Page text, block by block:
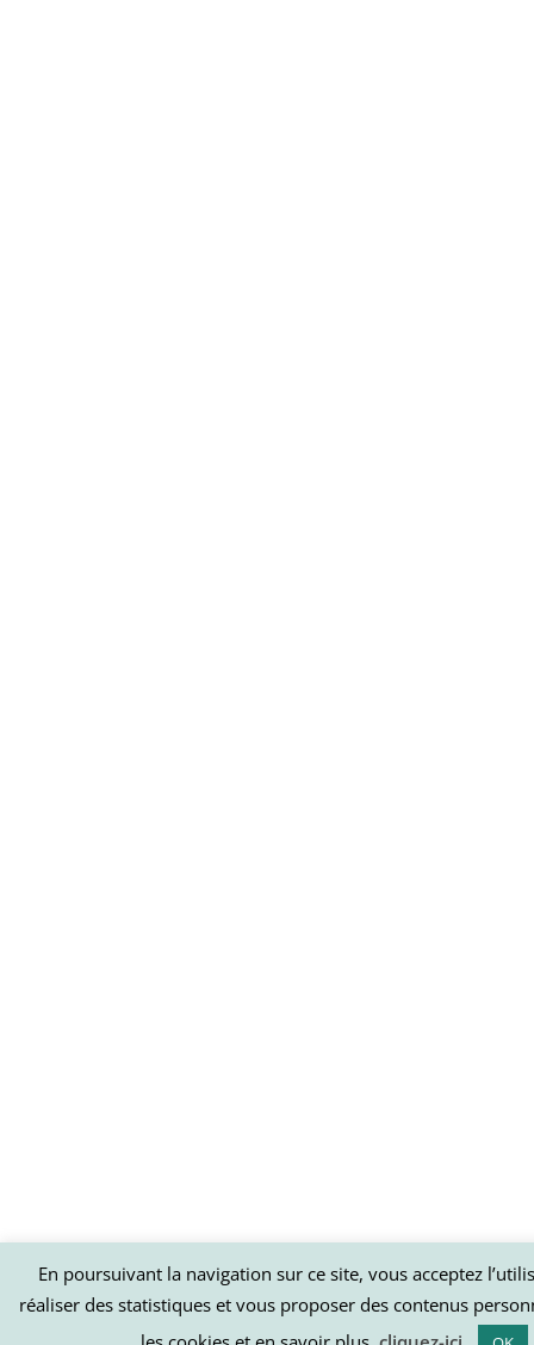
En poursuivant la navigation sur ce site, vous acceptez
réaliser des statistiques et vous proposer des contenus